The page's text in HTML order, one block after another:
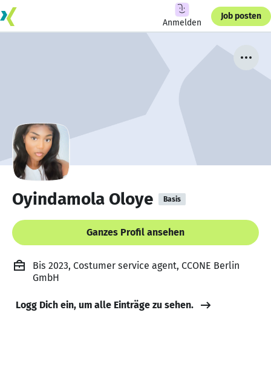
Anmelden
Job posten
Oyindamola Oloye Basis
Ganzes Profil ansehen
Bis 2023, Costumer service agent, CCONE Berlin
GmbH
Logg Dich ein, um alle Einträge zu sehen.